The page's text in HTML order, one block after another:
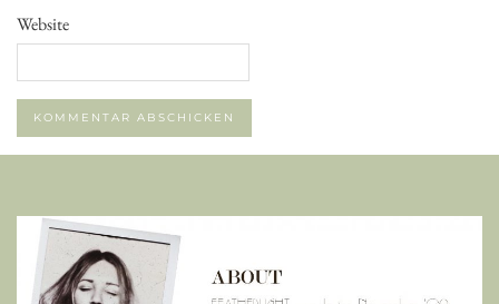
Website